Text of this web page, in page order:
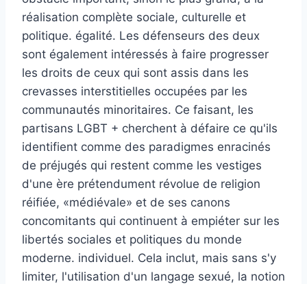
réalisation complète sociale, culturelle et
politique. égalité. Les défenseurs des deux
sont également intéressés à faire progresser
les droits de ceux qui sont assis dans les
crevasses interstitielles occupées par les
communautés minoritaires. Ce faisant, les
partisans LGBT + cherchent à défaire ce qu'ils
identifient comme des paradigmes enracinés
de préjugés qui restent comme les vestiges
d'une ère prétendument révolue de religion
réifiée, «médiévale» et de ses canons
concomitants qui continuent à empiéter sur les
libertés sociales et politiques du monde
moderne. individuel. Cela inclut, mais sans s'y
limiter, l'utilisation d'un langage sexué, la notion